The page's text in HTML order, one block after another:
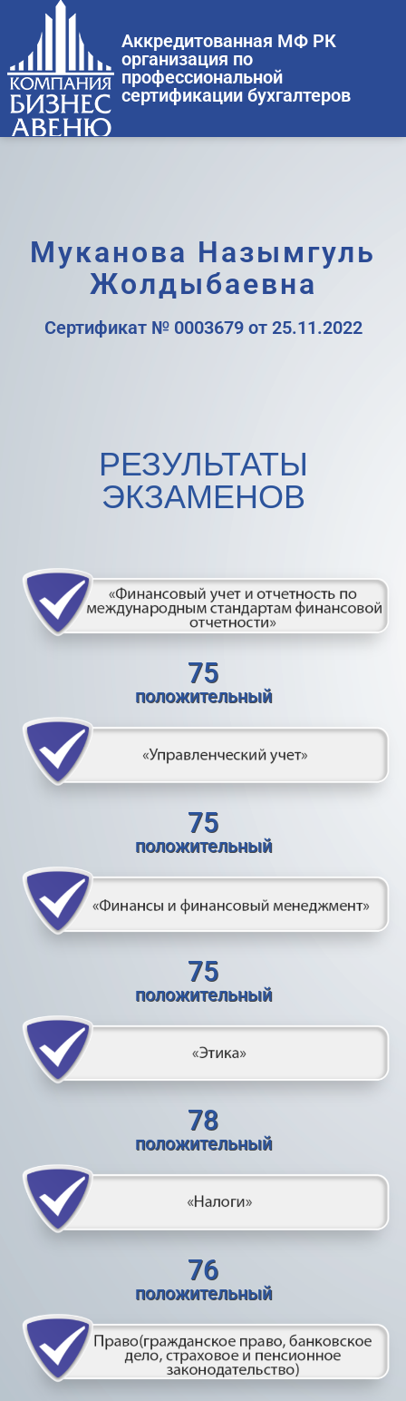
Аккредитованная МФ РК
организация по
профессиональной
сертификации бухгалтеров
Муканова Назымгуль
Жолдыбаевна
Cертификат № 0003679 от 25.11.2022
РЕЗУЛЬТАТЫ
ЭКЗАМЕНОВ
75
положительный
75
положительный
75
положительный
78
положительный
76
положительный